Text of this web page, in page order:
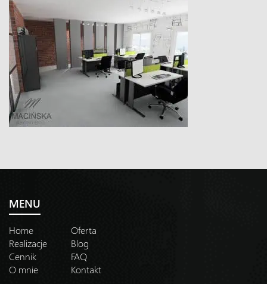
MENU
Home
Oferta
Realizacje
Blog
Cennik
FAQ
O mnie
Kontakt